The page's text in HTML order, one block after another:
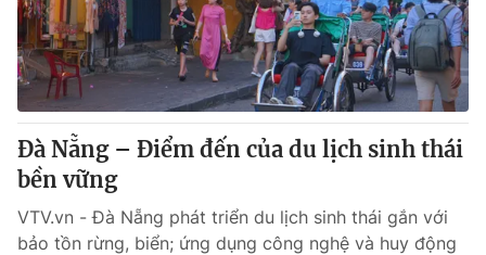
Cơ quan báo chí:
Thời báo VTV
Giấy phép hoạt động báo in và báo điện tử số 483/GP-BTTTT
cấp ngày 29/12/2023
Tổng Biên tập:
Vũ Thanh Thủy
Phó Tổng Biên tập:Nguyễn Thị Mỹ Hạnh, Phạm Quốc Thắng,
Nguyễn Trọng Ninh
Tổng đài VTV:
Ðiện thoại Thời báo VTV: 024.66 897 897
Email:toasoan@vtv.vn
Đà Nẵng – Điểm đến của du lịch sinh thái
bền vững
VTV.vn - Đà Nẵng phát triển du lịch sinh thái gắn với
bảo tồn rừng, biển; ứng dụng công nghệ và huy động